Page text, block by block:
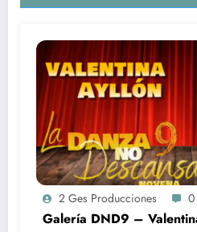
2 Ges Producciones 0
Galería DND9 –